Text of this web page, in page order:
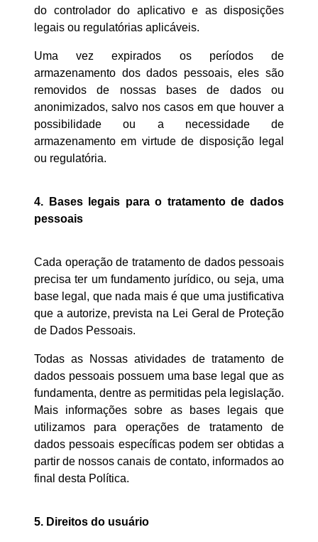
do controlador do aplicativo e as disposições
legais ou regulatórias aplicáveis.
Uma vez expirados os períodos de
armazenamento dos dados pessoais, eles são
removidos de nossas bases de dados ou
anonimizados, salvo nos casos em que houver a
possibilidade ou a necessidade de
armazenamento em virtude de disposição legal
ou regulatória.
4. Bases legais para o tratamento de dados
pessoais
Cada operação de tratamento de dados pessoais
precisa ter um fundamento jurídico, ou seja, uma
base legal, que nada mais é que uma justificativa
que a autorize, prevista na Lei Geral de Proteção
de Dados Pessoais.
Todas as Nossas atividades de tratamento de
dados pessoais possuem uma base legal que as
fundamenta, dentre as permitidas pela legislação.
Mais informações sobre as bases legais que
utilizamos para operações de tratamento de
dados pessoais específicas podem ser obtidas a
partir de nossos canais de contato, informados ao
final desta Política.
5. Direitos do usuário